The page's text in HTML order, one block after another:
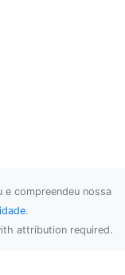
compreendeu nossa
.
attribution required.